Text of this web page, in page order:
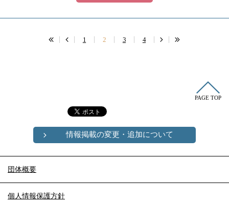
1 2 3 4
PAGE TOP
情報掲載の変更・追加について
団体概要
個人情報保護方針